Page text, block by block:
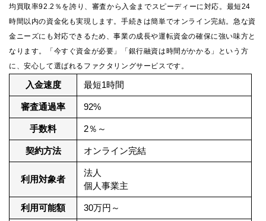
均買取率92.2％を誇り、審査から入金までスピーディーに対応。最短24
時間以内の資金化も実現します。手続きは簡単でオンライン完結。急な資
金ニーズにも対応できるため、事業の成長や運転資金の確保に強い味方と
なります。「今すぐ資金が必要」「銀行融資は時間がかかる」という方
に、安心して選ばれるファクタリングサービスです。
入金速度 最短1時間
審査通過率 92%
手数料 2％～
契約方法 オンライン完結
利用対象者
法人
個人事業主
利用可能額 30万円～